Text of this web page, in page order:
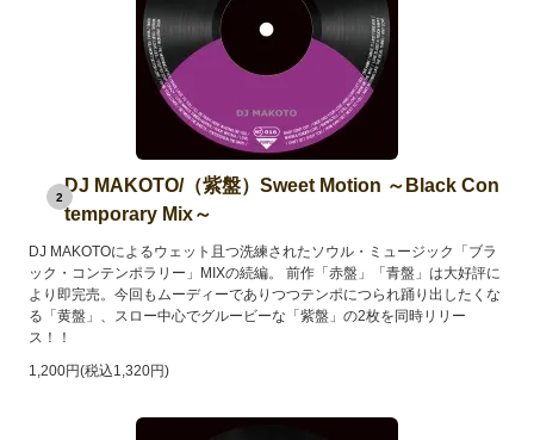
2
DJ MAKOTO/（紫盤）Sweet Motion ～Black Con
temporary Mix～
DJ MAKOTOによるウェット且つ洗練されたソウル・ミュージック「ブラ
ック・コンテンポラリー」MIXの続編。 前作「赤盤」「青盤」は大好評に
より即完売。今回もムーディーでありつつテンポにつられ踊り出したくな
る「黄盤」、スロー中心でグルービーな「紫盤」の2枚を同時リリー
ス！！
1,200円(税込1,320円)